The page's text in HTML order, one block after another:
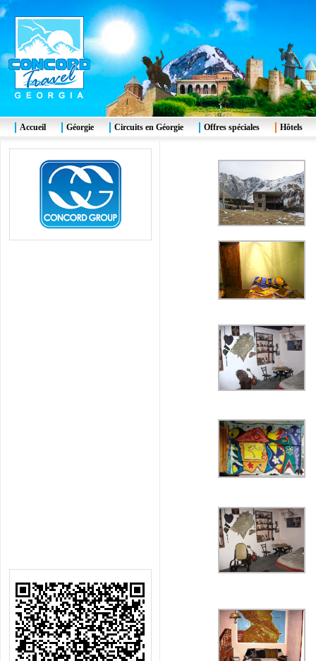
Accueil Géorgie Circuits en Géorgie Offres spéciales Hôtels